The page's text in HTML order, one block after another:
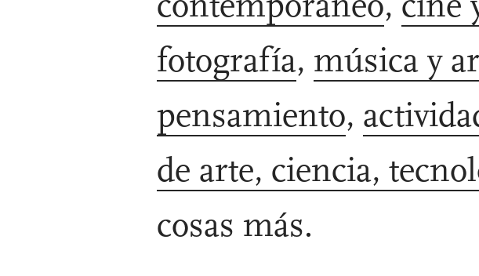
contemporáneo, cine
fotografía, música y
pensamiento,
de arte, ciencia,
cosas más.